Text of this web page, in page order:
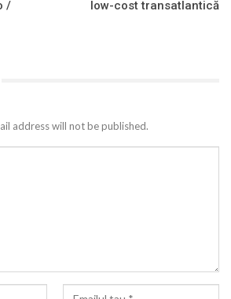
/
low-cost transatlantică
address will not be published.